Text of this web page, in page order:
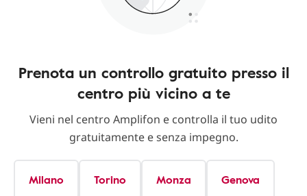
Prenota un controllo gratuito presso il
centro più vicino a te
Vieni nel centro Amplifon e controlla il tuo udito
gratuitamente e senza impegno.
Milano Torino Monza Genova